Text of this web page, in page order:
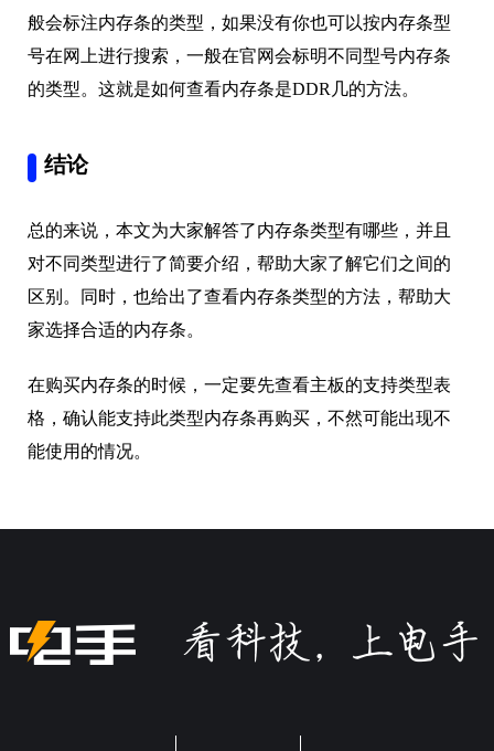
般会标注内存条的类型，如果没有你也可以按内存条型
号在网上进行搜索，一般在官网会标明不同型号内存条
的类型。这就是如何查看内存条是DDR几的方法。
结论
总的来说，本文为大家解答了内存条类型有哪些，并且
对不同类型进行了简要介绍，帮助大家了解它们之间的
区别。同时，也给出了查看内存条类型的方法，帮助大
家选择合适的内存条。
在购买内存条的时候，一定要先查看主板的支持类型表
格，确认能支持此类型内存条再购买，不然可能出现不
能使用的情况。